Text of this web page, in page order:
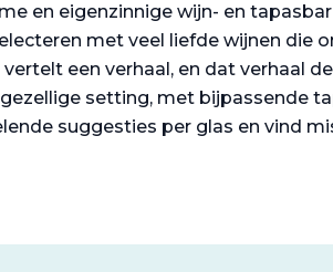
en eigenzinnige wijn- en
met veel liefde wijnen die
een verhaal, en dat verhaal
setting, met bijpassende
suggesties per glas en vind